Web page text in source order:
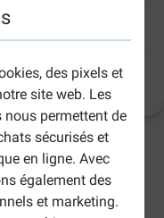
des pixels et
site web. Les
permettent de
sécurisés et
en ligne. Avec
également des
et marketing.
pour chat
sur le produit
sauf indication contraire.